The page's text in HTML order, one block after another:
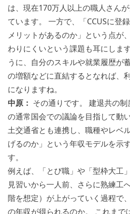
は、現在170万人以上の職人さん
ています。 一方で、「CCUSに登
メリットがあるのか」という点が
わりにくいという課題も耳にしま
うに、自分のスキルや就業履歴が
の増額などに直結するとなれば、
になりますね。
中原： その通りです。 建退共の
の通常国会での議論を目指して動
土交通省とも連携し、職種やレベ
げるのか」という年収モデルを示
す。
例えば、「とび職」や「型枠大工
見習いから一人前、さらに熟練工
階を想定）が上がっていく過程で
の年収が得られるのか。 これまで